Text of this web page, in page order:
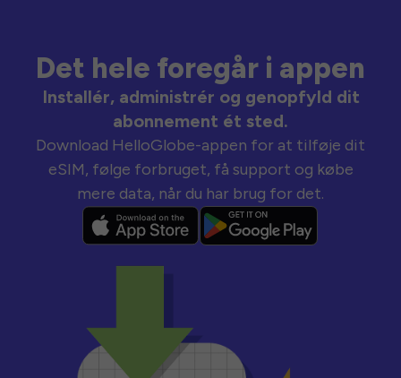
Det hele foregår i appen
Installér, administrér og genopfyld dit
abonnement ét sted.
Download HelloGlobe-appen for at tilføje dit
eSIM, følge forbruget, få support og købe
mere data, når du har brug for det.